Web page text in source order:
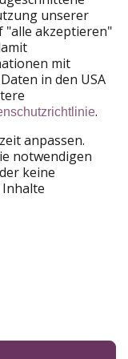
unserer
"alle akzeptieren"
mit
in den USA
.
anpassen.
notwendigen
keine